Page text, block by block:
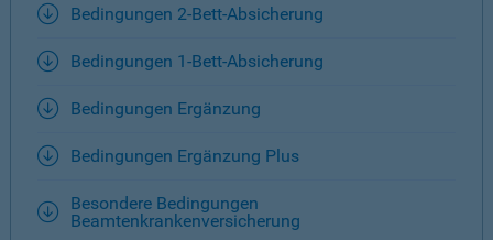
Bedingungen 2-Bett-Absicherung
Bedingungen 1-Bett-Absicherung
Bedingungen Ergänzung
Bedingungen Ergänzung Plus
Besondere Bedingungen
Beamtenkrankenversicherung